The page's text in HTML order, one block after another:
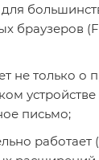
браузеров
не только о
письмо;
работает